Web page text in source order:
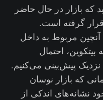
که بازار در حال حاضر
گرفته است.
آنچین مربوط به داخل
احتمال
نزدیک پیش‌بینی می‌کنیم.
که بازار نوسان
نشانه‌های اندکی از